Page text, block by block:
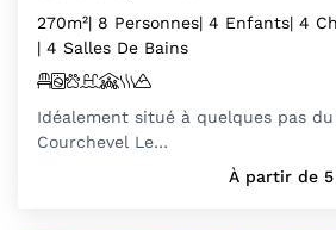
270m²| 8 Personnes| 4 Enfants| 4
| 4 Salles De Bains
Idéalement situé à quelques pas
Courchevel Le…
À partir de